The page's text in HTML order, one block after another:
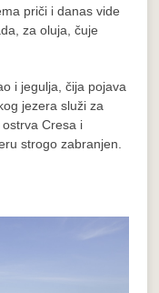
priči i danas vide
za oluja, čuje
i jegulja, čija pojava
jezera služi za
Cresa i
strogo zabranjen.